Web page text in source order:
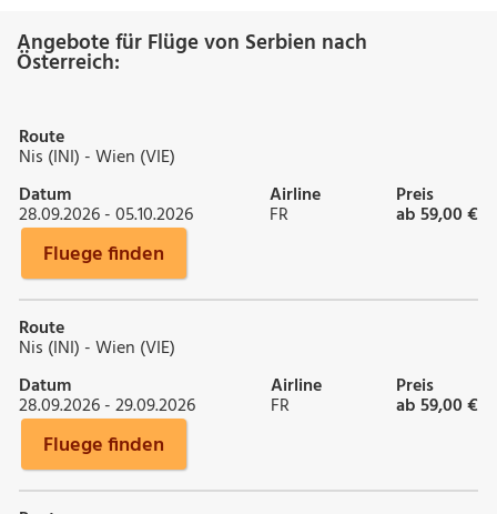
Angebote für Flüge von Serbien nach
Österreich:
Route
Nis (INI) - Wien (VIE)
Datum
28.09.2026 - 05.10.2026
Airline
FR
Preis
ab 59,00 €
Fluege finden
Route
Nis (INI) - Wien (VIE)
Datum
28.09.2026 - 29.09.2026
Airline
FR
Preis
ab 59,00 €
Fluege finden